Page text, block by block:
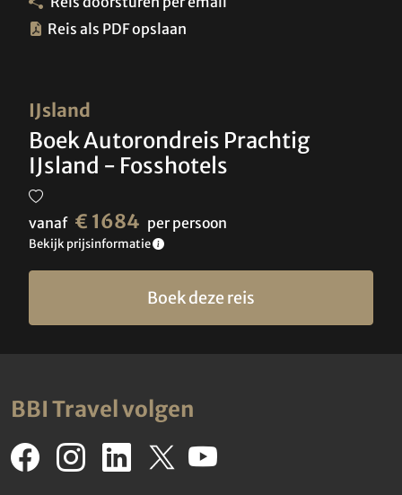
IJsland
Boek Autorondreis Prachtig
IJsland - Fosshotels
vanaf € 1684 per persoon
Bekijk prijsinformatie
Boek deze reis
Reis als PDF opslaan
BBI Travel volgen